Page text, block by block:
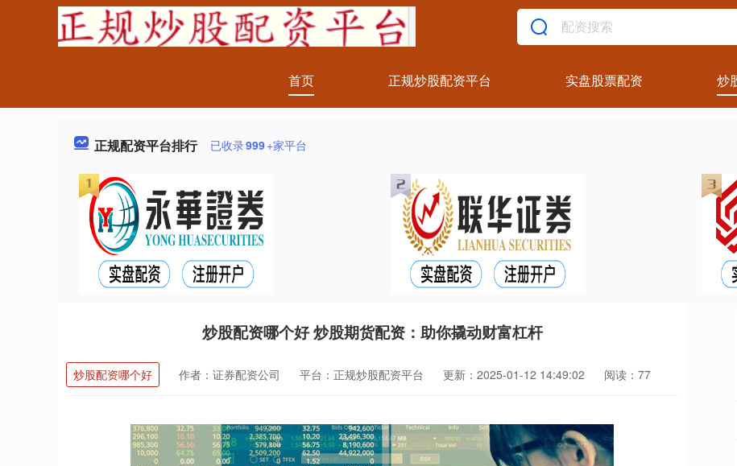
首页 正规炒股配资平台 实盘股票配资 炒
正规配资平台排行 已收录999+家平台
炒股配资哪个好 炒股期货配资：助你撬动财富杠杆
炒股配资哪个好 作者：证券配资公司 平台：正规炒股配资平台 更新：2025-01-12 14:49:02 阅读：77